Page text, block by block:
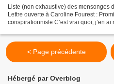
Liste (non exhaustive) des mensonges
Lettre ouverte à Caroline Fourest :
conspirationniste C’est vrai quoi, j’en
< Page précédente
Hébergé par Overblog